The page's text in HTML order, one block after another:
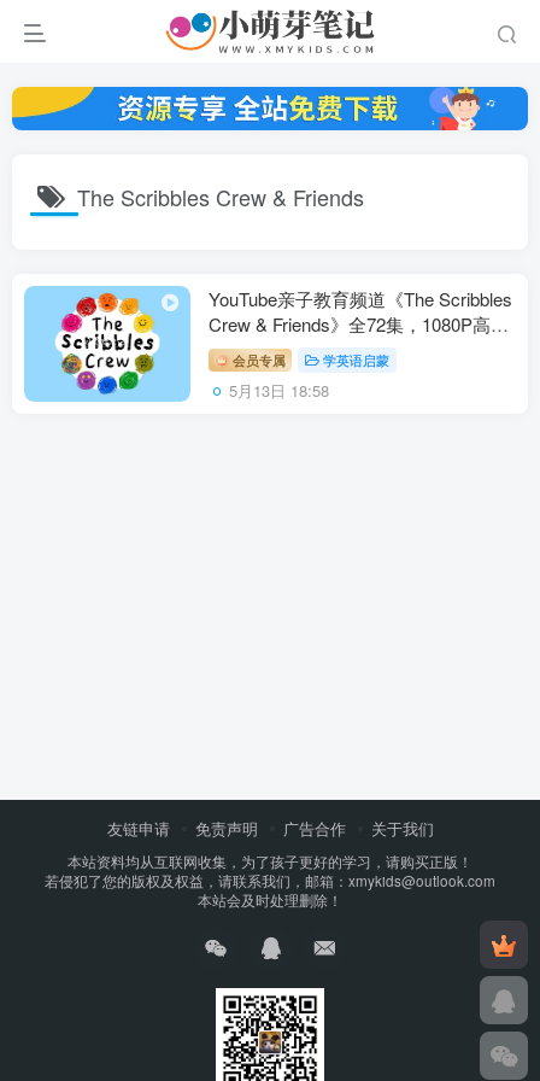
The Scribbles Crew & Friends
YouTube亲子教育频道《The Scribbles
Crew & Friends》全72集，1080P高清
视频带英文字幕，百度云网盘下载！
会员专属 学英语启蒙
5月13日 18:58
友链申请 免责声明 广告合作 关于我们
本站资料均从互联网收集，为了孩子更好的学习，请购买正版！
若侵犯了您的版权及权益，请联系我们，邮箱：xmykids@outlook.com
本站会及时处理删除！